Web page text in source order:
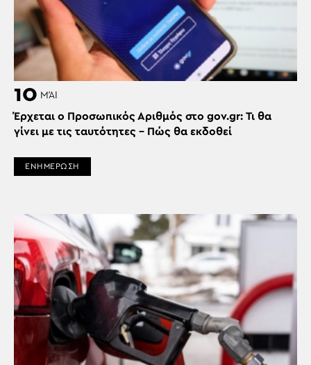
10 ΜΆΙ
Έρχεται ο Προσωπικός Αριθμός στο gov.gr: Τι θα
γίνει με τις ταυτότητες – Πώς θα εκδοθεί
ΕΝΗΜΕΡΩΣΗ